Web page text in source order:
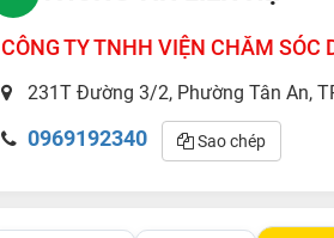
CÔNG TY TNHH VIỆN CHĂM SÓC
231T Đường 3/2, Phường Tân An,
0969192340 Sao chép